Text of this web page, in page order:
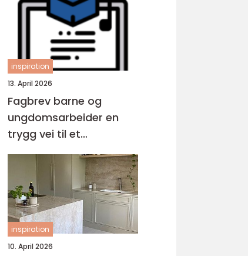
inspiration
13. April 2026
Fagbrev barne og
ungdomsarbeider en
trygg vei til et
meningsfullt yrke
inspiration
10. April 2026